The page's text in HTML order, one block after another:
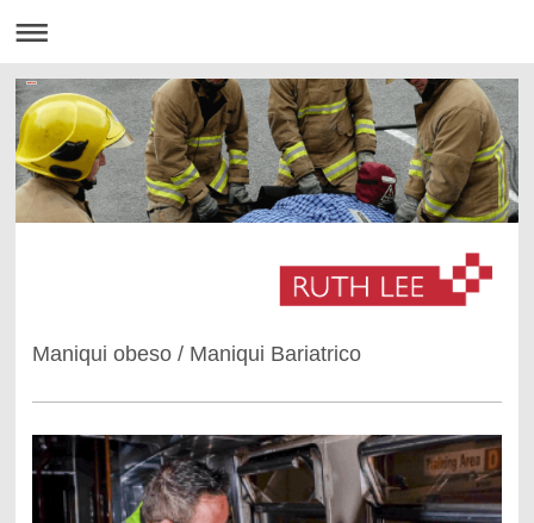
Maniqui obeso / Maniqui Bariatrico